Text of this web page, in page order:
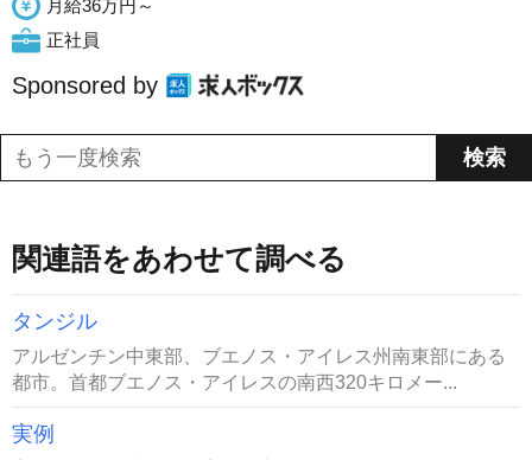
月給36万円～
正社員
Sponsored by
関連語をあわせて調べる
タンジル
アルゼンチン中東部、ブエノス・アイレス州南東部にある
都市。首都ブエノス・アイレスの南西320キロメー...
実例